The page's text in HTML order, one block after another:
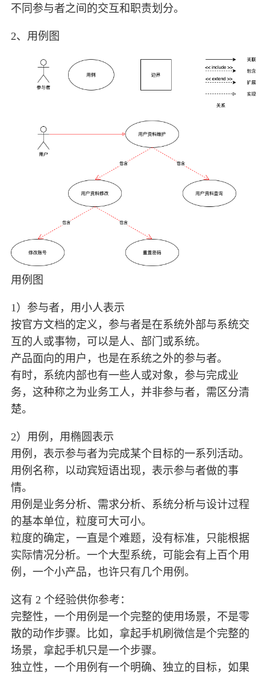
不同参与者之间的交互和职责划分。
2、用例图
用例图
1）参与者，用小人表示
按官方文档的定义，参与者是在系统外部与系统交
互的人或事物，可以是人、部门或系统。
产品面向的用户，也是在系统之外的参与者。
有时，系统内部也有一些人或对象，参与完成业
务，这种称之为业务工人，并非参与者，需区分清
楚。
2）用例，用椭圆表示
用例，表示参与者为完成某个目标的一系列活动。
用例名称，以动宾短语出现，表示参与者做的事
情。
用例是业务分析、需求分析、系统分析与设计过程
的基本单位，粒度可大可小。
粒度的确定，一直是个难题，没有标准，只能根据
实际情况分析。一个大型系统，可能会有上百个用
例，一个小产品，也许只有几个用例。
这有 2 个经验供你参考：
完整性，一个用例是一个完整的使用场景，不是零
散的动作步骤。比如，拿起手机刷微信是个完整的
场景，拿起手机只是一个步骤。
独立性，一个用例有一个明确、独立的目标，如果